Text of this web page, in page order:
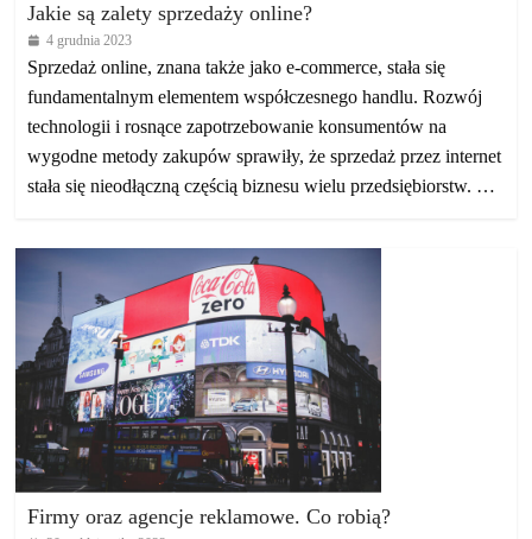
Jakie są zalety sprzedaży online?
4 grudnia 2023
Sprzedaż online, znana także jako e-commerce, stała się
fundamentalnym elementem współczesnego handlu. Rozwój
technologii i rosnące zapotrzebowanie konsumentów na
wygodne metody zakupów sprawiły, że sprzedaż przez internet
stała się nieodłączną częścią biznesu wielu przedsiębiorstw. …
Firmy oraz agencje reklamowe. Co robią?